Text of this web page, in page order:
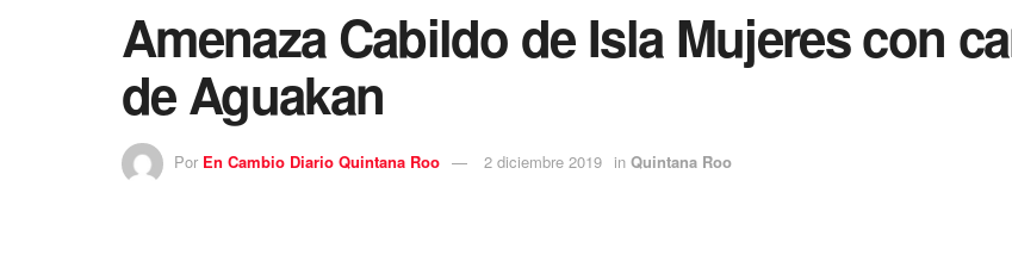
Amenaza Cabildo de Isla Mujeres con
de Aguakan
Por En Cambio Diario Quintana Roo 2 diciembre 2019 in Quintana Roo